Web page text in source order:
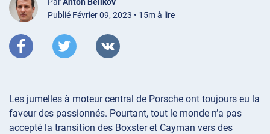
Publié Février 09, 2023 • 15m à lire
Les jumelles à moteur central de Porsche ont toujours eu la
faveur des passionnés. Pourtant, tout le monde n’a pas
accepté la transition des Boxster et Cayman vers des